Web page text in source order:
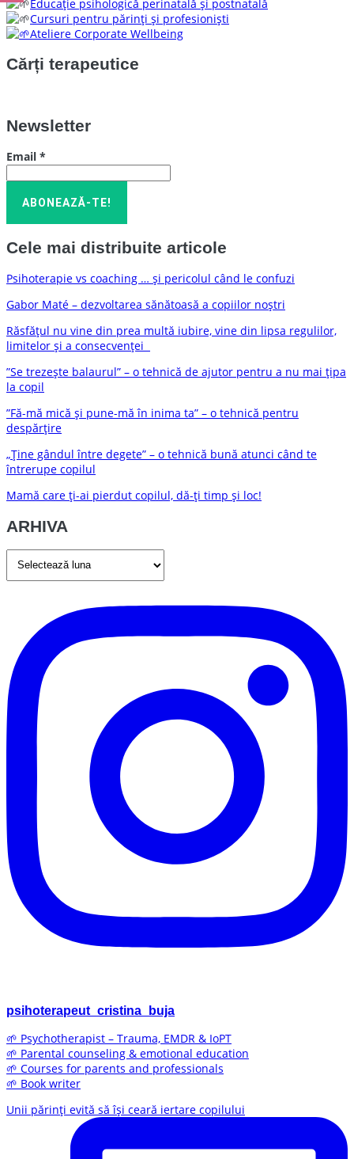
Educație psihologică perinatală și postnatală
Cursuri pentru părinți și profesioniști
Ateliere Corporate Wellbeing
Cărți terapeutice
Newsletter
Email *
Cele mai distribuite articole
Psihoterapie vs coaching … și pericolul când le confuzi
Gabor Maté – dezvoltarea sănătoasă a copiilor noștri
Răsfățul nu vine din prea multă iubire, vine din lipsa regulilor,
limitelor și a consecvenței
”Se trezește balaurul” – o tehnică de ajutor pentru a nu mai țipa
la copil
”Fă-mă mică și pune-mă în inima ta” – o tehnică pentru
despărțire
„Ține gândul între degete” – o tehnică bună atunci când te
întrerupe copilul
Mamă care ți-ai pierdut copilul, dă-ți timp și loc!
ARHIVA
psihoterapeut_cristina_buja
🌱 Psychotherapist – Trauma, EMDR & IoPT
🌱 Parental counseling & emotional education
🌱 Courses for parents and professionals
🌱 Book writer
Unii părinți evită să își ceară iertare copilului